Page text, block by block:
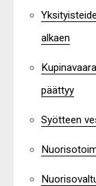
alkaen
päättyy
Syötteen